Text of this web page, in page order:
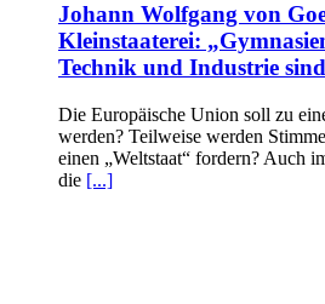
Johann Wolfgang von
Kleinstaaterei:
Technik und Industrie
Die Europäische Union soll zu
werden? Teilweise werden
einen „Weltstaat“ fordern? Auch
die [...]